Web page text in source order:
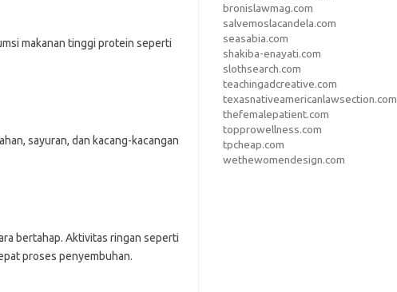
makanan tinggi protein seperti
sayuran, dan kacang-kacangan
bertahap. Aktivitas ringan seperti
proses penyembuhan.
bronislawmag.com
salvemoslacandela.com
seasabia.com
shakiba-enayati.com
slothsearch.com
teachingadcreative.com
texasnativeamericanlawsection.com
thefemalepatient.com
topprowellness.com
tpcheap.com
wethewomendesign.com